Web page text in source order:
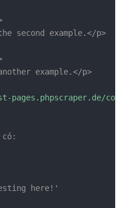
second example.</p>
example.</p>
pages.phpscraper.de/
here!'